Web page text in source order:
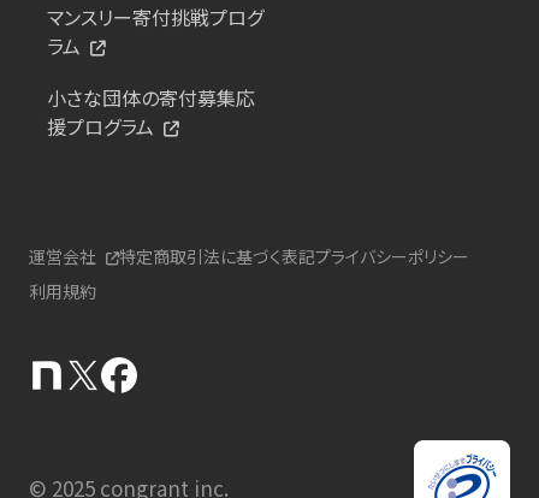
マンスリー寄付挑戦プログ
ラム
小さな団体の寄付募集応
援プログラム
運営会社 特定商取引法に基づく表記プライバシーポリシー
利用規約
© 2025 congrant inc.